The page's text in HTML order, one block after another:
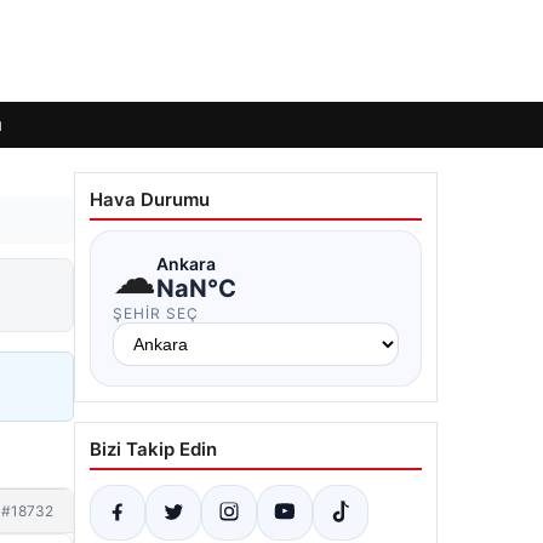
#18732
Hava Durumu
☁Ankara
NaN°C
ŞEHIR SEÇ
Bizi Takip Edin